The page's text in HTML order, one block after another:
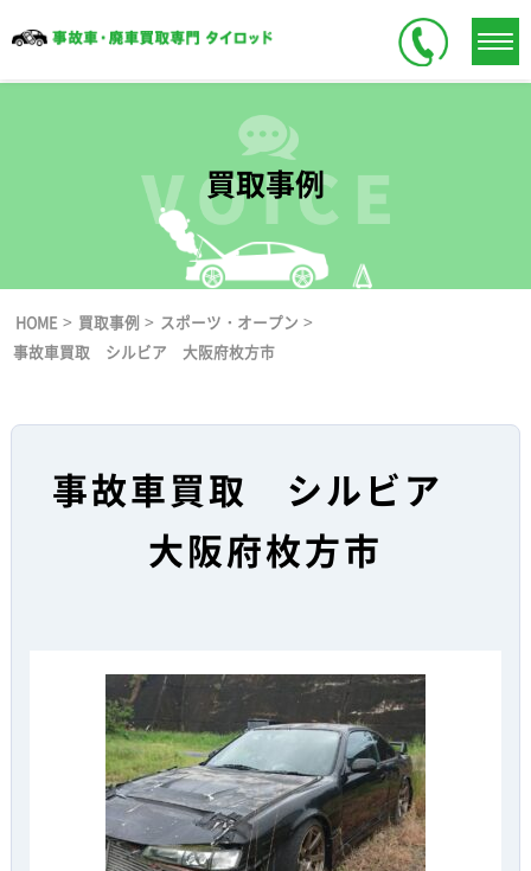
買取事例
HOME > 買取事例 > スポーツ・オープン >
事故車買取 シルビア 大阪府枚方市
事故車買取 シルビア
大阪府枚方市